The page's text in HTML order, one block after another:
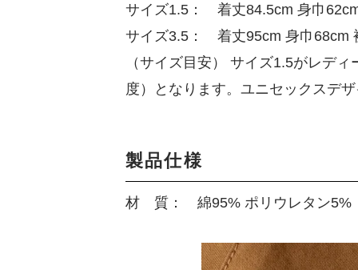
サイズ1.5： 着丈84.5cm 身巾
サイズ3.5： 着丈95cm 身巾68cm
（サイズ目安） サイズ1.5がレデ
度）となります。ユニセックスデ
製品仕様
材 質： 綿95% ポリウレタン5%